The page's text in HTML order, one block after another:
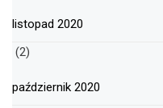
listopad 2020
(2)
październik 2020